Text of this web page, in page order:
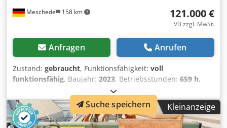
Meschede 158 km 121.000 €
VB zzgl. MwSt.
Anfragen Anrufen
Zustand: gebraucht, Funktionsfähigkeit: voll
funktionsfähig, Baujahr: 2023, Betriebsstunden: 659 h,
, Hubhöhe:4.450 mm
mm, Kraftstofftyp: elektrisch , Masttyp: Triplex, Bauhöhe:
2.900 mm
, Antriebsart: Elektro
, Elektro 4 Rad-Stapler
Lastschwerpunkt: 900 ISO Klasse: ISO Klasse 4 = 5.000 -
Kleinanzeige
Suche speichern